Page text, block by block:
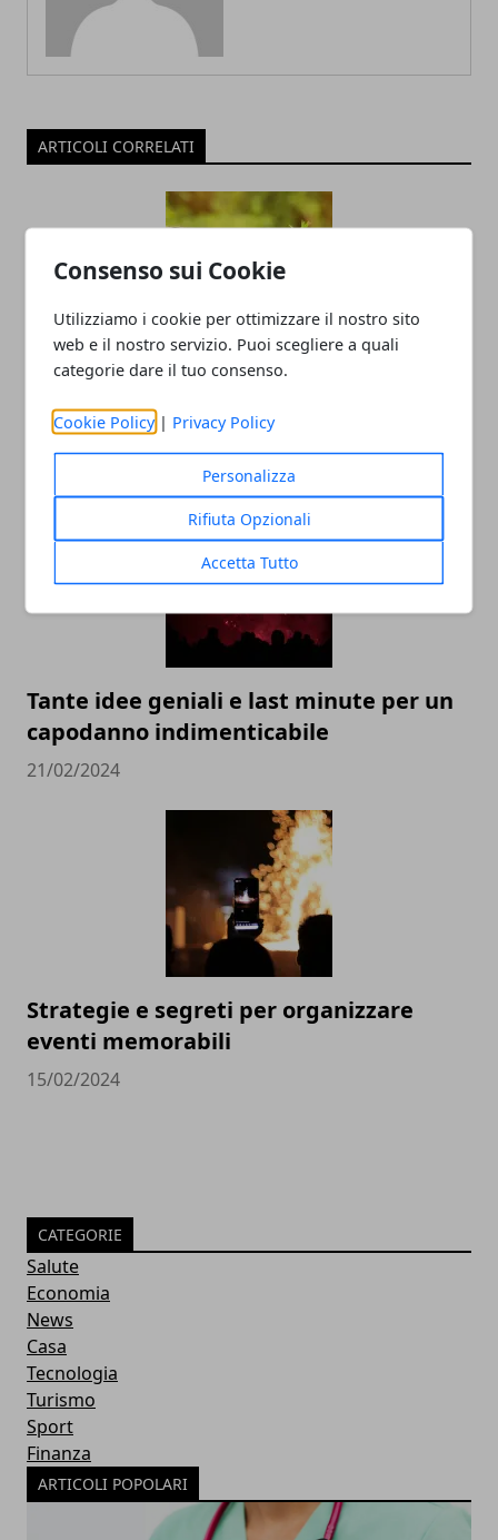
Consenso sui Cookie
Utilizziamo i cookie per ottimizzare il nostro sito
web e il nostro servizio. Puoi scegliere a quali
categorie dare il tuo consenso.
Cookie Policy | Privacy Policy
Personalizza
Rifiuta Opzionali
Accetta Tutto
ARTICOLI CORRELATI
territorio e visione internazionale
28/10/2025
Tante idee geniali e last minute per un
capodanno indimenticabile
21/02/2024
Strategie e segreti per organizzare
eventi memorabili
15/02/2024
CATEGORIE
Salute
Economia
News
Casa
Tecnologia
Turismo
Sport
Finanza
ARTICOLI POPOLARI